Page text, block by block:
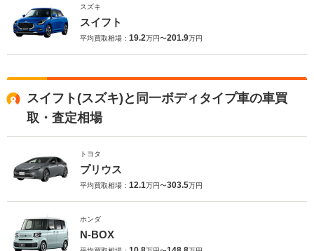
スズキ
スイフト
平均買取相場： 19.2万円〜201.9万円
スイフト(スズキ)と同一ボディタイプ車の車買
取・査定相場
トヨタ
プリウス
平均買取相場： 12.1万円〜303.5万円
ホンダ
N-BOX